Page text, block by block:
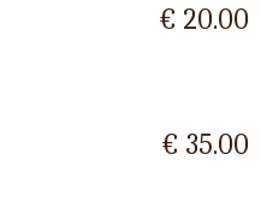
€ 20.00
€ 35.00